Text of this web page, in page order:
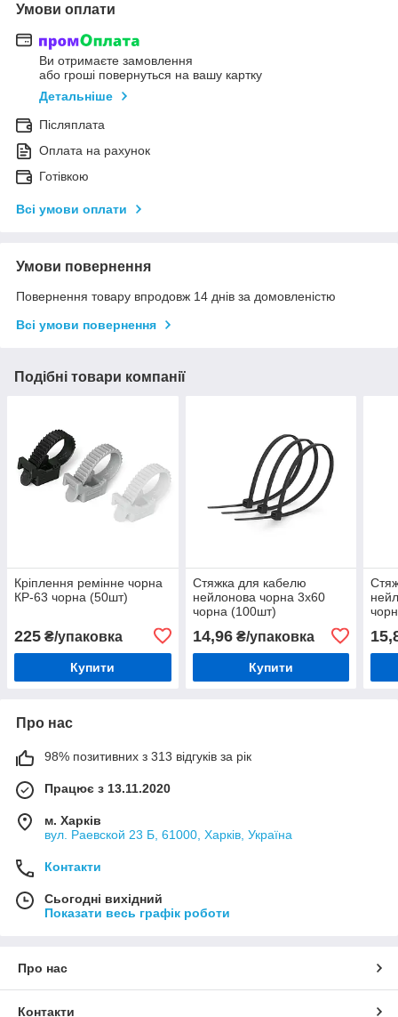
Умови оплати
Ви отримаєте замовлення
або гроші повернуться на вашу картку
Детальніше
Післяплата
Оплата на рахунок
Готівкою
Всі умови оплати
Умови повернення
Повернення товару впродовж 14 днів за домовленістю
Всі умови повернення
Подібні товари компанії
Кріплення ремінне чорна
КР-63 чорна (50шт)
225 ₴/упаковка
Купити
Стяжка для кабелю
нейлонова чорна 3х60
чорна (100шт)
14,96₴/упаковка
Купити
Про нас
98% позитивних з 313 відгуків за рік
Працює з 13.11.2020
м. Харків
вул. Раевской 23 Б, 61000, Харків, Україна
Контакти
Сьогодні вихідний
Показати весь графік роботи
Про нас
Контакти